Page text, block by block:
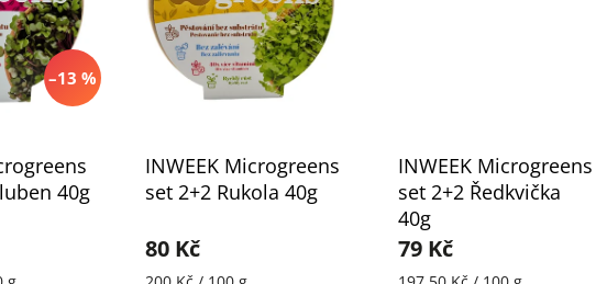
–13 %
40g
INWEEK Microgreens
set 2+2 Rukola 40g
80 Kč
INWEEK Microgreens
set 2+2 Ředkvička
40g
79 Kč